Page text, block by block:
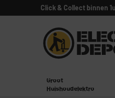
Click & Collect binnen
Groot
Huishoudelektro